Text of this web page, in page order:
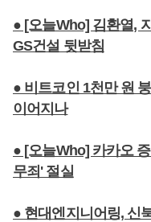
● [오늘Who] 김환열,
GS건설 뒷받침
● 비트코인 1천만 원
이어지나
● [오늘Who] 카카오
무죄' 절실
● 현대엔지니어링, 신